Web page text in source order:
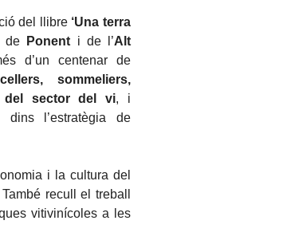
del llibre ‘Una terra
de Ponent i de l’Alt
d’un centenar de
sommeliers,
del sector del vi, i
dins l’estratègia de
i la cultura del
recull el treball
vitivinícoles a les